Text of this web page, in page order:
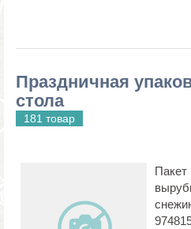
Праздничная
стола
181 товар
Пакет